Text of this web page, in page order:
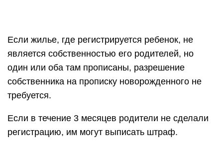
Если жилье, где регистрируется ребенок, не
является собственностью его родителей, но
один или оба там прописаны, разрешение
собственника на прописку новорожденного не
требуется.
Если в течение 3 месяцев родители не сделали
регистрацию, им могут выписать штраф.